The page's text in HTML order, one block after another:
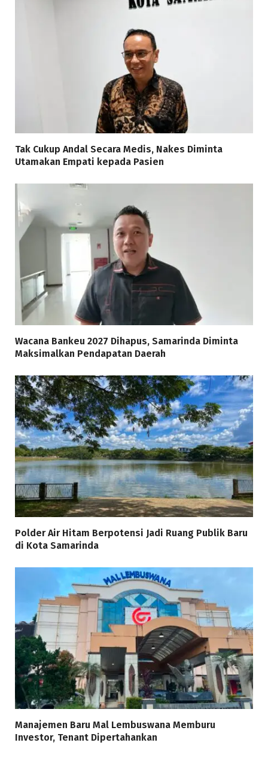
Tak Cukup Andal Secara Medis, Nakes Diminta
Utamakan Empati kepada Pasien
Wacana Bankeu 2027 Dihapus, Samarinda Diminta
Maksimalkan Pendapatan Daerah
Polder Air Hitam Berpotensi Jadi Ruang Publik Baru
di Kota Samarinda
Manajemen Baru Mal Lembuswana Memburu
Investor, Tenant Dipertahankan